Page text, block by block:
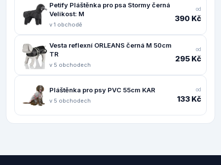
Petify Pláštěnka pro psa Stormy černá
Velikost: M
v 1 obchodě
od
390 Kč
Vesta reflexní ORLEANS černá M 50cm
TR
v 5 obchodech
od
295 Kč
Pláštěnka pro psy PVC 55cm KAR
v 5 obchodech
od
133 Kč